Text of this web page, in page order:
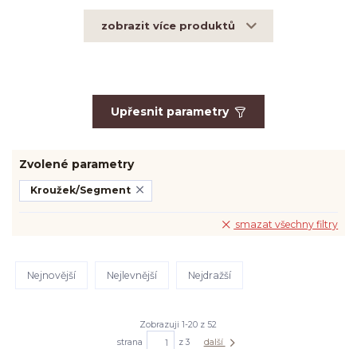
zobrazit více produktů
Upřesnit parametry
Zvolené parametry
Kroužek/Segment
smazat všechny filtry
Nejnovější Nejlevnější Nejdražší
Zobrazuji 1-20 z 52
strana
z 3 další